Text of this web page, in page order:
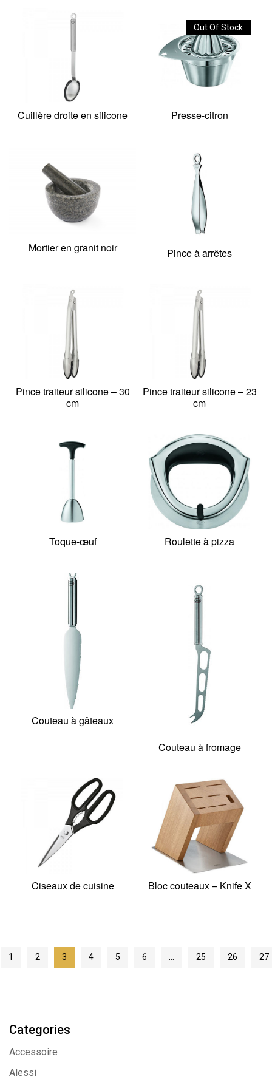
Cuillère droite en silicone
Out Of Stock
Presse-citron
Mortier en granit noir Pince à arrêtes
Pince traiteur silicone – 30
cm
Pince traiteur silicone – 23
cm
Toque-œuf Roulette à pizza
Couteau à gâteaux
Couteau à fromage
Ciseaux de cuisine Bloc couteaux – Knife X
1 2 3 4 5 6 … 25 26 27
Categories
Accessoire
Alessi